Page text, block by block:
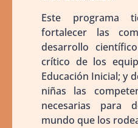
Este programa
fortalecer las
desarrollo
crítico de los
Educación Inicial; y
niñas las
necesarias para
mundo que los